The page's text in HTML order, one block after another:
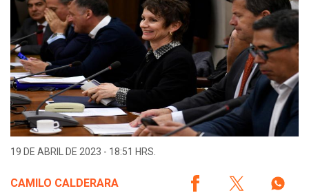
19 DE ABRIL DE 2023 - 18:51 HRS.
CAMILO CALDERARA